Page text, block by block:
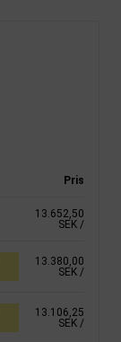
Pris
13.652,50
SEK /
13.380,00
SEK /
13.106,25
SEK /